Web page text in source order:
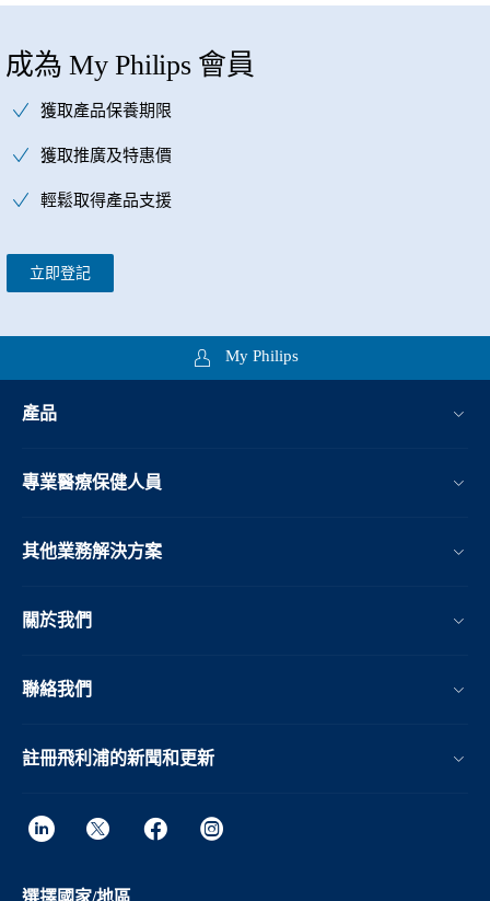
成為 My Philips 會員
獲取產品保養期限
獲取推廣及特惠價
輕鬆取得產品支援
立即登記
My Philips
產品
專業醫療保健人員
其他業務解決方案​
關於我們
聯絡我們
註冊飛利浦的新聞和更新
選擇國家/地區